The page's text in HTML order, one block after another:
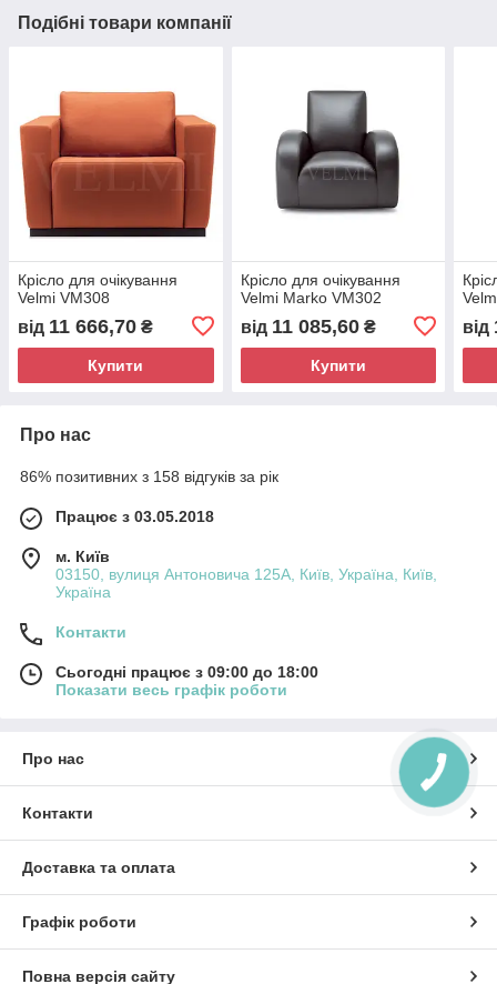
Подібні товари компанії
Крісло для очікування
Velmi VM308
від 11 666,70 ₴
Купити
Крісло для очікування
Velmi Marko VM302
від 11 085,60₴
Купити
від
Про нас
86% позитивних з 158 відгуків за рік
Працює з 03.05.2018
м. Київ
03150, вулиця Антоновича 125А, Київ, Україна, Київ,
Україна
Контакти
Сьогодні працює з 09:00 до 18:00
Показати весь графік роботи
Про нас
Контакти
Доставка та оплата
Графік роботи
Повна версія сайту
КНОПКА
ЗВ'ЯЗКУ